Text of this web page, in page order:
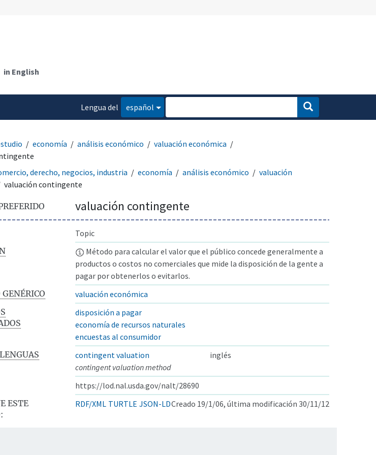
in English
Lengua del
español
economía análisis económico
valuación económica
derecho, negocios, industria
economía análisis económico
valuación
valuación contingente
valuación contingente
Topic
Método para calcular el valor que el público concede generalmente a
productos o costos no comerciales que mide la disposición de la gente a
pagar por obtenerlos o evitarlos.
GENÉRICO
valuación económica
disposición a pagar
economía de recursos naturales
encuestas al consumidor
contingent valuation
inglés
contingent valuation method
https://lod.nal.usda.gov/nalt/28690
ESTE
RDF/XML TURTLE JSON-LDCreado 19/1/06, última modificación 30/11/12